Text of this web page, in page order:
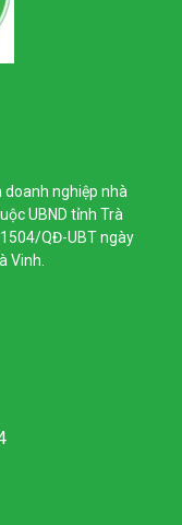
doanh nghiệp nhà
UBND tỉnh Trà
QĐ-UBT ngày
Vinh.